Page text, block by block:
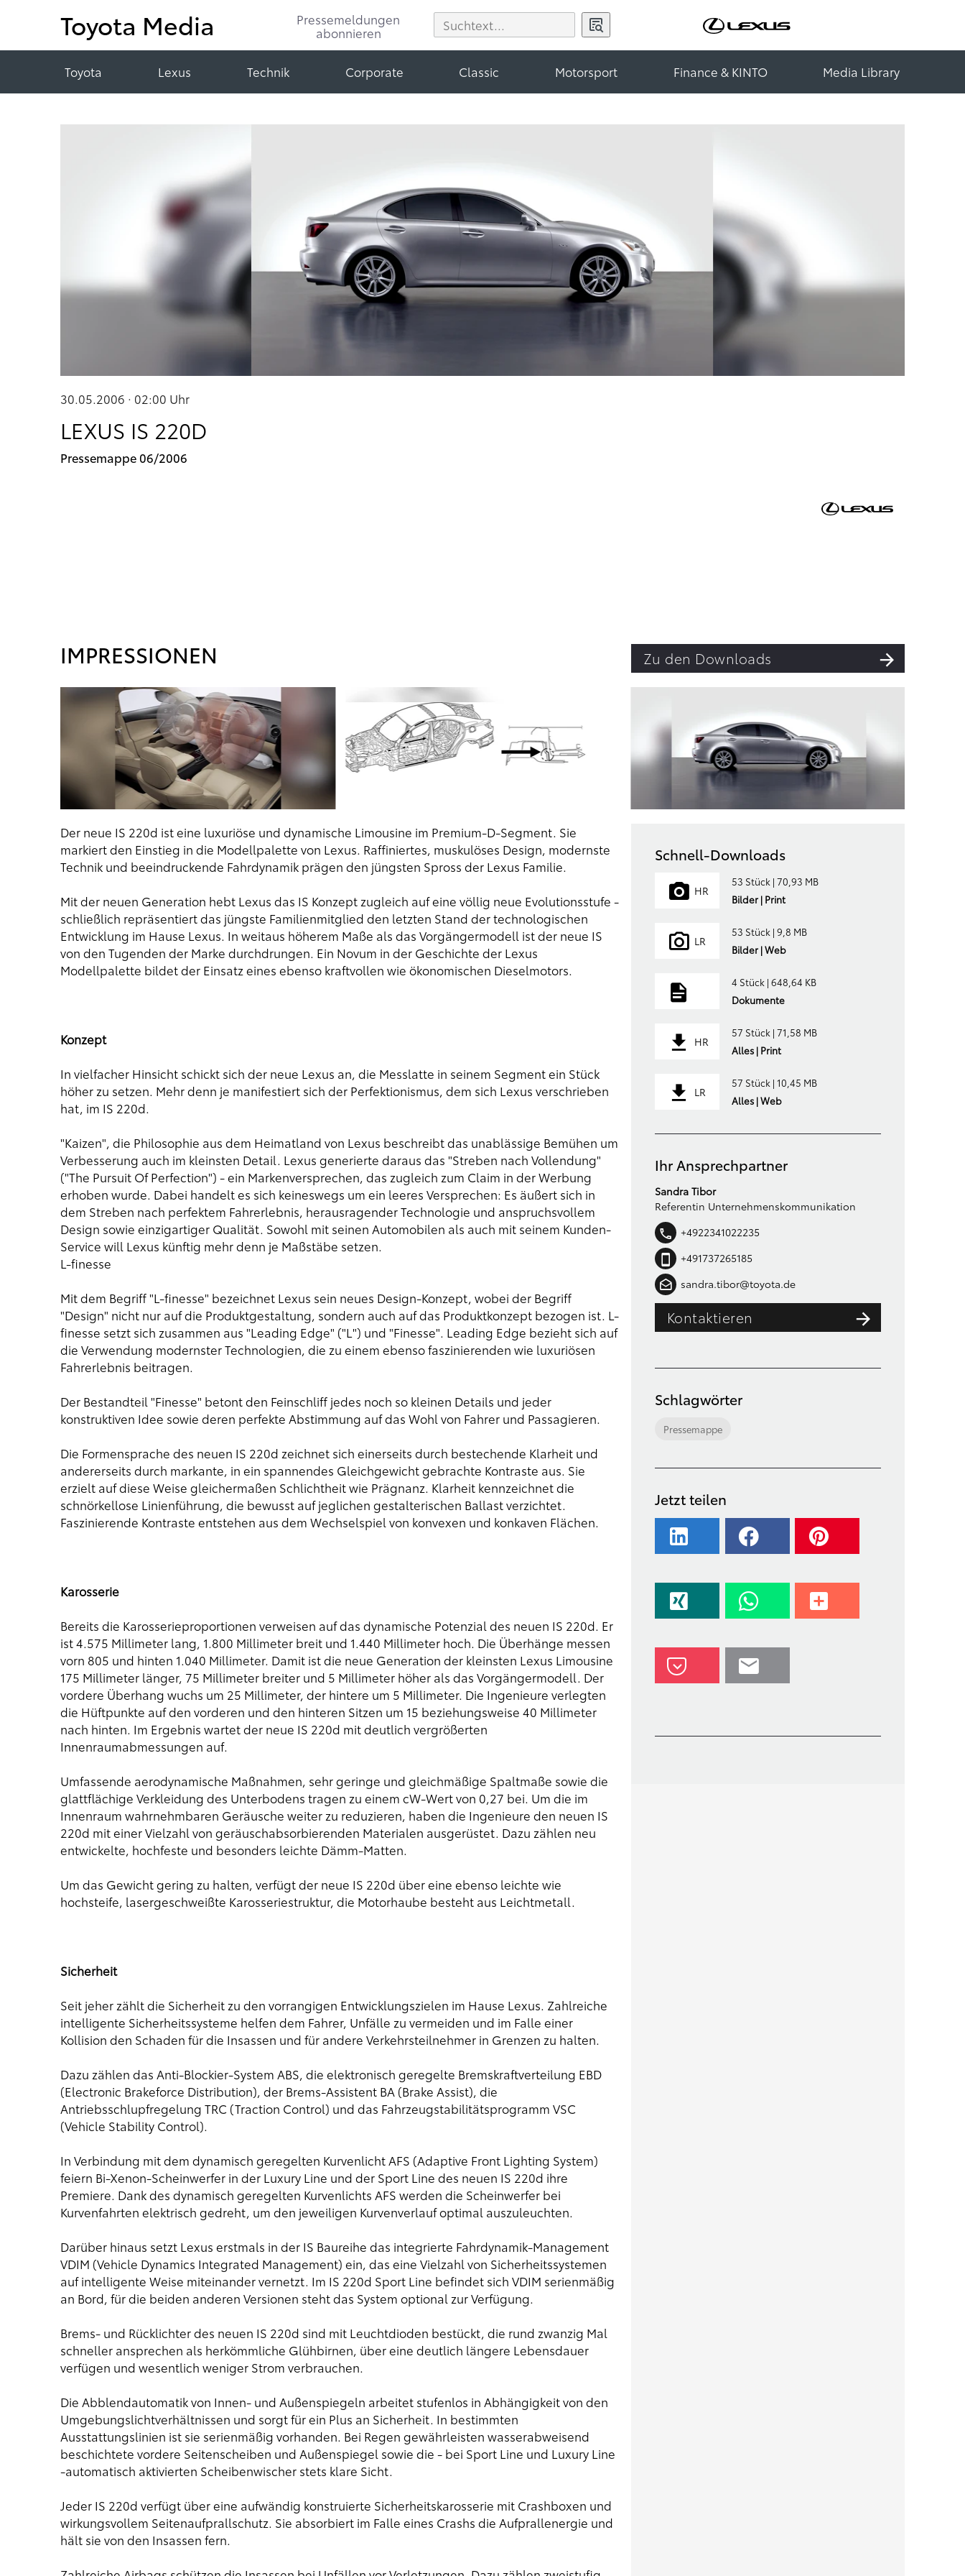
Toyota Media
Pressemeldungen
abonnieren
Toyota Lexus Technik Corporate Classic Motorsport Finance & KINTO Media Library
30.05.2006 · 02:00 Uhr
LEXUS IS 220D
Pressemappe 06/2006
IMPRESSIONEN Zu den Downloads
Der neue IS 220d ist eine luxuriöse und dynamische Limousine im Premium-D-Segment. Sie
markiert den Einstieg in die Modellpalette von Lexus. Raffiniertes, muskulöses Design, modernste
Technik und beeindruckende Fahrdynamik prägen den jüngsten Spross der Lexus Familie.
Mit der neuen Generation hebt Lexus das IS Konzept zugleich auf eine völlig neue Evolutionsstufe -
schließlich repräsentiert das jüngste Familienmitglied den letzten Stand der technologischen
Entwicklung im Hause Lexus. In weitaus höherem Maße als das Vorgängermodell ist der neue IS
von den Tugenden der Marke durchdrungen. Ein Novum in der Geschichte der Lexus
Modellpalette bildet der Einsatz eines ebenso kraftvollen wie ökonomischen Dieselmotors.
Konzept
In vielfacher Hinsicht schickt sich der neue Lexus an, die Messlatte in seinem Segment ein Stück
höher zu setzen. Mehr denn je manifestiert sich der Perfektionismus, dem sich Lexus verschrieben
hat, im IS 220d.
"Kaizen", die Philosophie aus dem Heimatland von Lexus beschreibt das unablässige Bemühen um
Verbesserung auch im kleinsten Detail. Lexus generierte daraus das "Streben nach Vollendung"
("The Pursuit Of Perfection") - ein Markenversprechen, das zugleich zum Claim in der Werbung
erhoben wurde. Dabei handelt es sich keineswegs um ein leeres Versprechen: Es äußert sich in
dem Streben nach perfektem Fahrerlebnis, herausragender Technologie und anspruchsvollem
Design sowie einzigartiger Qualität. Sowohl mit seinen Automobilen als auch mit seinem Kunden-
Service will Lexus künftig mehr denn je Maßstäbe setzen.
L-finesse
Mit dem Begriff "L-finesse" bezeichnet Lexus sein neues Design-Konzept, wobei der Begriff
"Design" nicht nur auf die Produktgestaltung, sondern auch auf das Produktkonzept bezogen ist. L-
finesse setzt sich zusammen aus "Leading Edge" ("L") und "Finesse". Leading Edge bezieht sich auf
die Verwendung modernster Technologien, die zu einem ebenso faszinierenden wie luxuriösen
Fahrerlebnis beitragen.
Der Bestandteil "Finesse" betont den Feinschliff jedes noch so kleinen Details und jeder
konstruktiven Idee sowie deren perfekte Abstimmung auf das Wohl von Fahrer und Passagieren.
Die Formensprache des neuen IS 220d zeichnet sich einerseits durch bestechende Klarheit und
andererseits durch markante, in ein spannendes Gleichgewicht gebrachte Kontraste aus. Sie
erzielt auf diese Weise gleichermaßen Schlichtheit wie Prägnanz. Klarheit kennzeichnet die
schnörkellose Linienführung, die bewusst auf jeglichen gestalterischen Ballast verzichtet.
Faszinierende Kontraste entstehen aus dem Wechselspiel von konvexen und konkaven Flächen.
Karosserie
Bereits die Karosserieproportionen verweisen auf das dynamische Potenzial des neuen IS 220d. Er
ist 4.575 Millimeter lang, 1.800 Millimeter breit und 1.440 Millimeter hoch. Die Überhänge messen
vorn 805 und hinten 1.040 Millimeter. Damit ist die neue Generation der kleinsten Lexus Limousine
175 Millimeter länger, 75 Millimeter breiter und 5 Millimeter höher als das Vorgängermodell. Der
vordere Überhang wuchs um 25 Millimeter, der hintere um 5 Millimeter. Die Ingenieure verlegten
die Hüftpunkte auf den vorderen und den hinteren Sitzen um 15 beziehungsweise 40 Millimeter
nach hinten. Im Ergebnis wartet der neue IS 220d mit deutlich vergrößerten
Innenraumabmessungen auf.
Umfassende aerodynamische Maßnahmen, sehr geringe und gleichmäßige Spaltmaße sowie die
glattflächige Verkleidung des Unterbodens tragen zu einem cW-Wert von 0,27 bei. Um die im
Innenraum wahrnehmbaren Geräusche weiter zu reduzieren, haben die Ingenieure den neuen IS
220d mit einer Vielzahl von geräuschabsorbierenden Materialen ausgerüstet. Dazu zählen neu
entwickelte, hochfeste und besonders leichte Dämm-Matten.
Um das Gewicht gering zu halten, verfügt der neue IS 220d über eine ebenso leichte wie
hochsteife, lasergeschweißte Karosseriestruktur, die Motorhaube besteht aus Leichtmetall.
Sicherheit
Seit jeher zählt die Sicherheit zu den vorrangigen Entwicklungszielen im Hause Lexus. Zahlreiche
intelligente Sicherheitssysteme helfen dem Fahrer, Unfälle zu vermeiden und im Falle einer
Kollision den Schaden für die Insassen und für andere Verkehrsteilnehmer in Grenzen zu halten.
Dazu zählen das Anti-Blockier-System ABS, die elektronisch geregelte Bremskraftverteilung EBD
(Electronic Brakeforce Distribution), der Brems-Assistent BA (Brake Assist), die
Antriebsschlupfregelung TRC (Traction Control) und das Fahrzeugstabilitätsprogramm VSC
(Vehicle Stability Control).
In Verbindung mit dem dynamisch geregelten Kurvenlicht AFS (Adaptive Front Lighting System)
feiern Bi-Xenon-Scheinwerfer in der Luxury Line und der Sport Line des neuen IS 220d ihre
Premiere. Dank des dynamisch geregelten Kurvenlichts AFS werden die Scheinwerfer bei
Kurvenfahrten elektrisch gedreht, um den jeweiligen Kurvenverlauf optimal auszuleuchten.
Darüber hinaus setzt Lexus erstmals in der IS Baureihe das integrierte Fahrdynamik-Management
VDIM (Vehicle Dynamics Integrated Management) ein, das eine Vielzahl von Sicherheitssystemen
auf intelligente Weise miteinander vernetzt. Im IS 220d Sport Line befindet sich VDIM serienmäßig
an Bord, für die beiden anderen Versionen steht das System optional zur Verfügung.
Brems- und Rücklichter des neuen IS 220d sind mit Leuchtdioden bestückt, die rund zwanzig Mal
schneller ansprechen als herkömmliche Glühbirnen, über eine deutlich längere Lebensdauer
verfügen und wesentlich weniger Strom verbrauchen.
Die Abblendautomatik von Innen- und Außenspiegeln arbeitet stufenlos in Abhängigkeit von den
Umgebungslichtverhältnissen und sorgt für ein Plus an Sicherheit. In bestimmten
Ausstattungslinien ist sie serienmäßig vorhanden. Bei Regen gewährleisten wasserabweisend
beschichtete vordere Seitenscheiben und Außenspiegel sowie die - bei Sport Line und Luxury Line
-automatisch aktivierten Scheibenwischer stets klare Sicht.
Jeder IS 220d verfügt über eine aufwändig konstruierte Sicherheitskarosserie mit Crashboxen und
wirkungsvollem Seitenaufprallschutz. Sie absorbiert im Falle eines Crashs die Aufprallenergie und
hält sie von den Insassen fern.
Schnell-Downloads
HR
53 Stück | 70,93 MB
Bilder | Print
LR
53 Stück | 9,8 MB
Bilder | Web
4 Stück | 648,64 KB
Dokumente
HR
57 Stück | 71,58 MB
Alles | Print
LR
57 Stück | 10,45 MB
Alles | Web
Ihr Ansprechpartner
Sandra Tibor
Referentin Unternehmenskommunikation
+4922341022235
+491737265185
sandra.tibor@toyota.de
Kontaktieren
Schlagwörter
Pressemappe
Jetzt teilen